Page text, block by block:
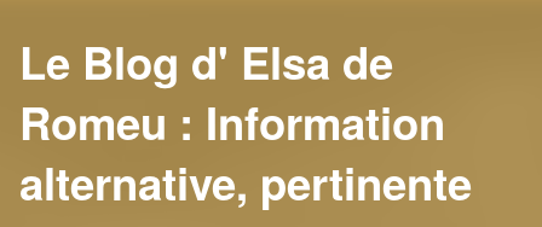
Le Blog d' Elsa de
Romeu : Information
alternative, pertinente